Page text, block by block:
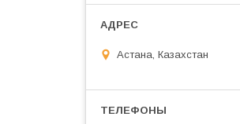
Астана, Казахстан